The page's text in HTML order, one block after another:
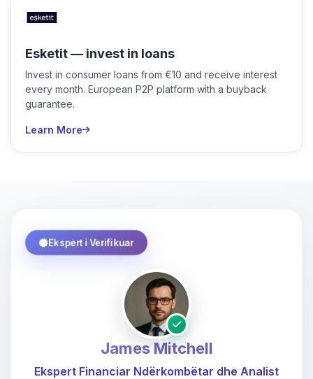
Esketit — invest in loans
Invest in consumer loans from €10 and receive interest
every month. European P2P platform with a buyback
guarantee.
Learn More
Ekspert i Verifikuar
James Mitchell
Ekspert Financiar Ndërkombëtar dhe Analist